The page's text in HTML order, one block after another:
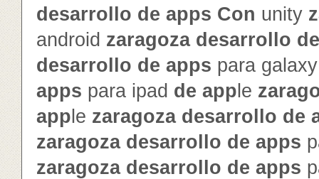
desarrollo de apps Con unity
android zaragoza desarrollo de
desarrollo de apps para
apps para ipad de app le
app le zaragoza desarrollo de
zaragoza desarrollo de apps
zaragoza desarrollo de apps